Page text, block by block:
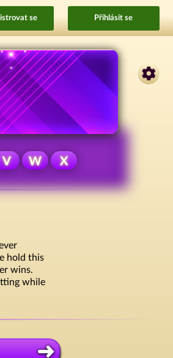
se Přihlásit se
V W X
hold this
wins.
while